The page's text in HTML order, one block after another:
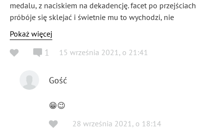
medalu, z naciskiem na dekadencję. facet po przejściach
próbóje się sklejać i świetnie mu to wychodzi, nie
znajdziesz tu mickiewiczowskiego pierdolenia. konkretne
metafory prowadzące się za dupę z tematem po czym
znośna (przez nastrój niż warsztat) pointa. no kurwa kupun i
dołku (może pozwolą ci ze sobą zabrać, przygituj coś). ^^
Pokaż więcej
1 15 września 2021 , o 21:41
Gość
😁😉
28 września 2021 , o 18:14